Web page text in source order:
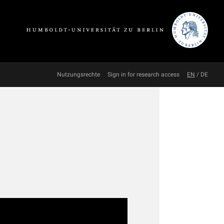
Nutzungsrechte Sign in for research access EN / DE